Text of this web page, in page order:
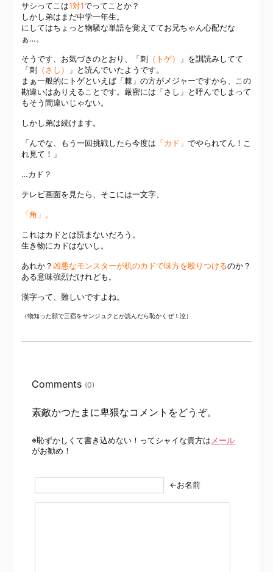
サシってこは1対1でってことか？
しかし弟はまだ中学一年生。
にしてはちょっと物騒な単語を覚えててお兄ちゃん心配だな
ぁ…。
そうです、お気づきのとおり、「刺（トゲ）
」を訓読みしてて
「刺（さし）
」と読んでいたようです。
まぁ一般的にトゲといえば「棘」の方がメジャーですから、この
勘違いはありえることです。厳密には「さし」と呼んでしまって
もそう間違いじゃない。
しかし弟は続けます。
「んでな、もう一回挑戦したら今度は 「カド」 でやられてん！こ
れ見て！」
…カド？
テレビ画面を見たら、そこには一文字、
「角」。
これはカドとは読まないだろう。
生き物にカドはないし。
あれか？ 凶悪なモンスターが机のカドで味方を殴りつけるのか？
ある意味強烈だけれども。
漢字って、難しいですよね。
（物知った顔で三宿をサンジュクとか読んだら恥かくぜ！泣）
Comments (0)
素敵かつたまに卑猥なコメントをどうぞ。
※恥ずかしくて書き込めない！ってシャイな貴方は メール
がお勧め！
←お名前